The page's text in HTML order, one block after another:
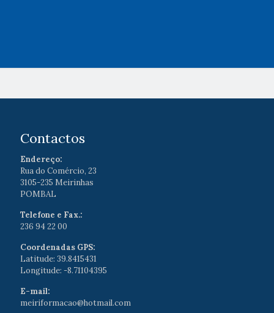
Contactos
Endereço:
Rua do Comércio, 23
3105-235 Meirinhas
POMBAL
Telefone e Fax.:
236 94 22 00
Coordenadas GPS:
Latitude: 39.8415431
Longitude: -8.71104395
E-mail:
meiriformacao@hotmail.com